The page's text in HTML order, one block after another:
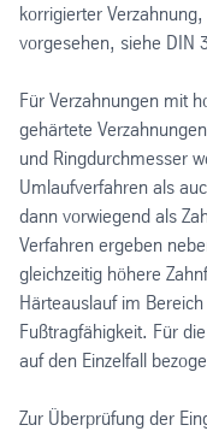
korrigierter
vorgesehen, siehe
Für Verzahnungen mit
gehärtete
und Ringdurchmesser
Umlaufverfahren als
dann vorwiegend als
Verfahren ergeben
gleichzeitig höhere
Härteauslauf im
Fußtragfähigkeit. Für
auf den Einzelfall
Zur Überprüfung der